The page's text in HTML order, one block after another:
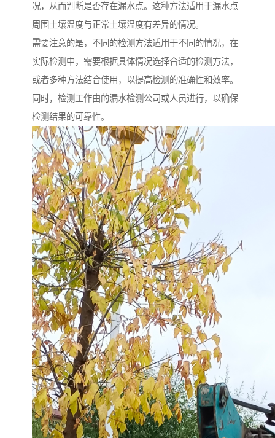
况，从而判断是否存在漏水点。这种方法适用于漏水点
周围土壤温度与正常土壤温度有差异的情况。
需要注意的是，不同的检测方法适用于不同的情况，在
实际检测中，需要根据具体情况选择合适的检测方法，
或者多种方法结合使用，以提高检测的准确性和效率。
同时，检测工作由的漏水检测公司或人员进行，以确保
检测结果的可靠性。